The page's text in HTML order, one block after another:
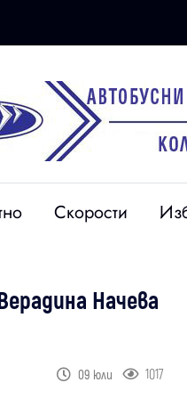
Скорости
Начева
09 юли 1017